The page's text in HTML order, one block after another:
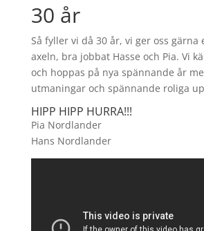
30 år
Så fyller vi då 30 år, vi ger oss gärna
axeln, bra jobbat Hasse och Pia. Vi
och hoppas på nya spännande år
utmaningar och spännande roliga
HIPP HIPP HURRA!!!
Pia Nordlander
Hans Nordlander